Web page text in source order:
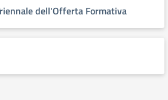
dell'Offerta Formativa